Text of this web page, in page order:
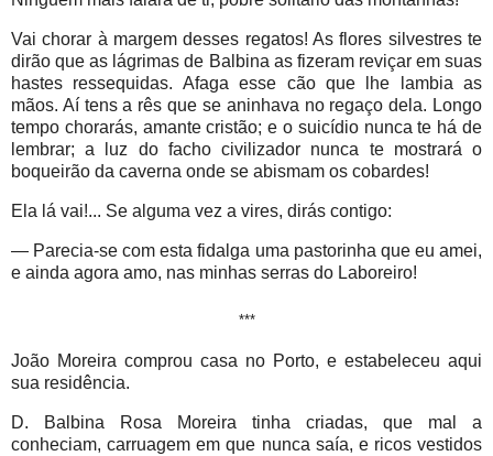
Vai chorar à margem desses regatos! As flores silvestres te
dirão que as lágrimas de Balbina as fizeram reviçar em suas
hastes ressequidas. Afaga esse cão que lhe lambia as
mãos. Aí tens a rês que se aninhava no regaço dela. Longo
tempo chorarás, amante cristão; e o suicídio nunca te há de
lembrar; a luz do facho civilizador nunca te mostrará o
boqueirão da caverna onde se abismam os cobardes!
Ela lá vai!... Se alguma vez a vires, dirás contigo:
— Parecia-se com esta fidalga uma pastorinha que eu amei,
e ainda agora amo, nas minhas serras do Laboreiro!
***
João Moreira comprou casa no Porto, e estabeleceu aqui
sua residência.
D. Balbina Rosa Moreira tinha criadas, que mal a
conheciam, carruagem em que nunca saía, e ricos vestidos